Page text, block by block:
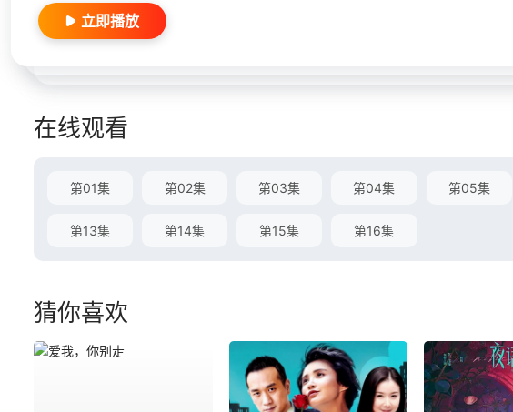
立即播放
在线观看
第01集 第02集 第03集 第04集 第05集
第13集 第14集 第15集 第16集
猜你喜欢